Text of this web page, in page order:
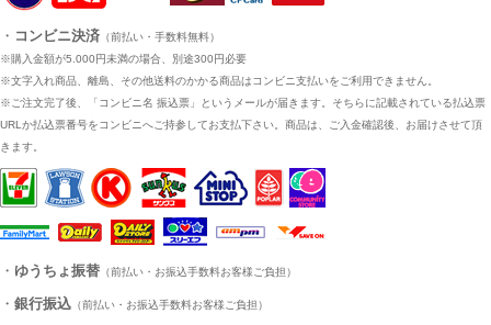
・ コンビニ決済 （前払い・手数料無料）
※購入金額が5.000円未満の場合、別途300円必要
※文字入れ商品、離島、その他送料のかかる商品はコンビニ支払いをご利用できません。
※ご注文完了後、「コンビニ名 振込票」というメールが届きます。そちらに記載されている払込票
URLか払込票番号をコンビニへご持参してお支払下さい。商品は、ご入金確認後、お届けさせて頂
きます。
・ ゆうちょ振替 （前払い・お振込手数料お客様ご負担）
・ 銀行振込 （前払い・お振込手数料お客様ご負担）